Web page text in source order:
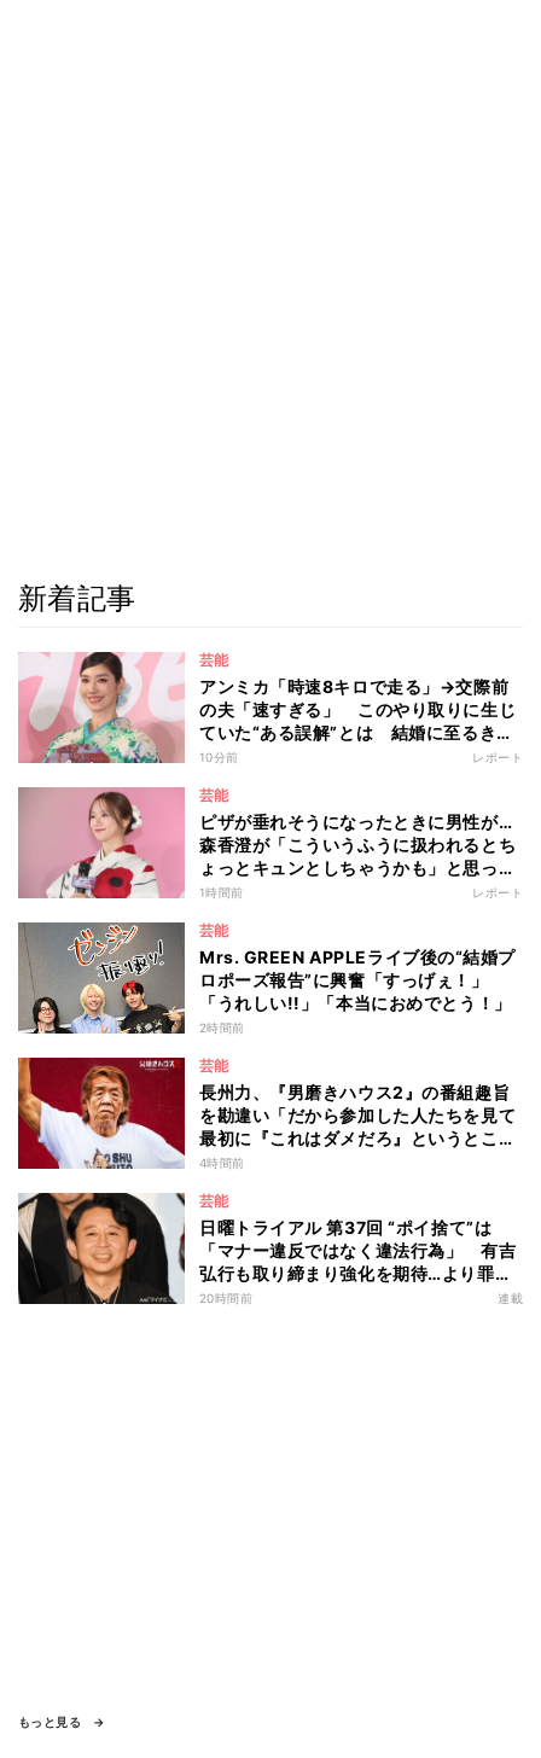
新着記事
芸能
アンミカ「時速8キロで走る」→交際前
の夫「速すぎる」 このやり取りに生じ
ていた“ある誤解”とは 結婚に至るきっ
かけとなったマラソンデート秘話「誤解
10分前 レポート
芸能
ピザが垂れそうになったときに男性が…
森香澄が「こういうふうに扱われるとち
ょっとキュンとしちゃうかも」と思った
出来事を語る
1時間前 レポート
芸能
Mrs. GREEN APPLEライブ後の“結婚プ
ロポーズ報告”に興奮「すっげぇ！」
「うれしい!!」「本当におめでとう！」
2時間前
芸能
長州力、『男磨きハウス2』の番組趣旨
を勘違い「だから参加した人たちを見て
最初に『これはダメだろ』というところ
からのスタートですね」
4時間前
芸能
日曜トライアル 第37回 “ポイ捨て”は
「マナー違反ではなく違法行為」 有吉
弘行も取り締まり強化を期待…より罪が
重くなる“ポイ捨て”とは 大垣優希弁護
20時間前 連載
もっと見る